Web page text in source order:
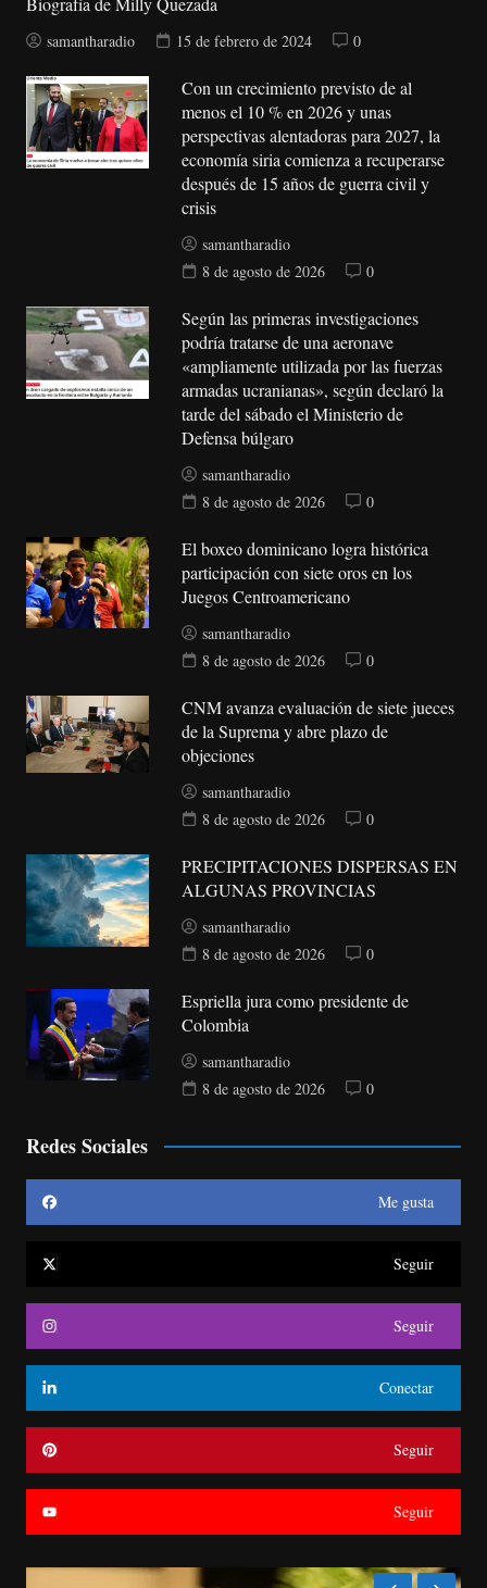
samantharadio 15 de febrero de 2024 0
Con un crecimiento previsto de al
menos el 10 % en 2026 y unas
perspectivas alentadoras para 2027, la
economía siria comienza a recuperarse
después de 15 años de guerra civil y
crisis
samantharadio
8 de agosto de 2026
0
Según las primeras investigaciones
podría tratarse de una aeronave
«ampliamente utilizada por las fuerzas
armadas ucranianas», según declaró la
tarde del sábado el Ministerio de
Defensa búlgaro
samantharadio
8 de agosto de 2026
0
El boxeo dominicano logra histórica
participación con siete oros en los
Juegos Centroamericano
samantharadio
8 de agosto de 2026
0
CNM avanza evaluación de siete jueces
de la Suprema y abre plazo de
objeciones
samantharadio
8 de agosto de 2026
0
PRECIPITACIONES DISPERSAS EN
ALGUNAS PROVINCIAS
samantharadio
8 de agosto de 2026
0
Espriella jura como presidente de
Colombia
samantharadio
8 de agosto de 2026
0
Redes Sociales
Me gusta
Seguir
Seguir
Conectar
Seguir
Seguir